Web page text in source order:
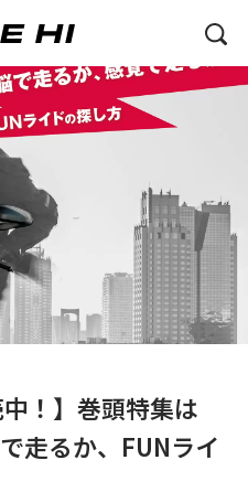
中！】巻頭特集は
走るか、FUNライ